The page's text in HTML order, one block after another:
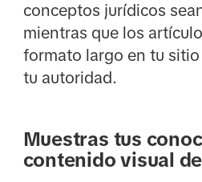
conceptos jurídicos
mientras que los
formato largo en tu
tu autoridad.
Muestras tus
contenido visual